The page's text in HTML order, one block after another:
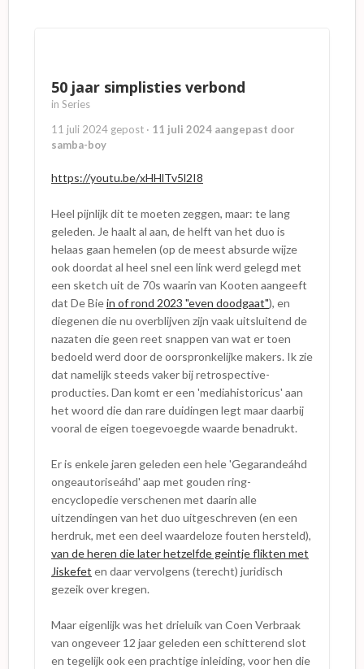
50 jaar simplisties verbond
in Series
11 juli 2024 gepost · 11 juli 2024 aangepast door
samba-boy
https://youtu.be/xHHlTv5l2I8
Heel pijnlijk dit te moeten zeggen, maar: te lang
geleden. Je haalt al aan, de helft van het duo is
helaas gaan hemelen (op de meest absurde wijze
ook doordat al heel snel een link werd gelegd met
een sketch uit de 70s waarin van Kooten aangeeft
dat De Biein of rond 2023 "even doodgaat"), en
diegenen die nu overblijven zijn vaak uitsluitend de
nazaten die geen reet snappen van wat er toen
bedoeld werd door de oorspronkelijke makers. Ik zie
dat namelijk steeds vaker bij retrospective-
producties. Dan komt er een 'mediahistoricus' aan
het woord die dan rare duidingen legt maar daarbij
vooral de eigen toegevoegde waarde benadrukt.
Er is enkele jaren geleden een hele 'Gegarandeáhd
ongeautoriseáhd' aap met gouden ring-
encyclopedie verschenen met daarin alle
uitzendingen van het duo uitgeschreven (en een
herdruk, met een deel waardeloze fouten hersteld),
van de heren die later hetzelfde geintje flikten met
Jiskefet en daar vervolgens (terecht) juridisch
gezeik over kregen.
Maar eigenlijk was het drieluik van Coen Verbraak
van ongeveer 12 jaar geleden een schitterend slot
en tegelijk ook een prachtige inleiding, voor hen die